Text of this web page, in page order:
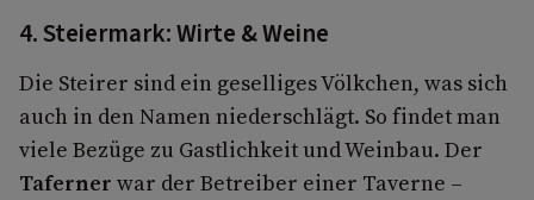
4. Steiermark: Wirte & Weine
Die Steirer sind ein geselliges Völkchen, was sich
auch in den Namen niederschlägt. So findet man
viele Bezüge zu Gastlichkeit und Weinbau. Der
Taferner war der Betreiber einer Taverne –